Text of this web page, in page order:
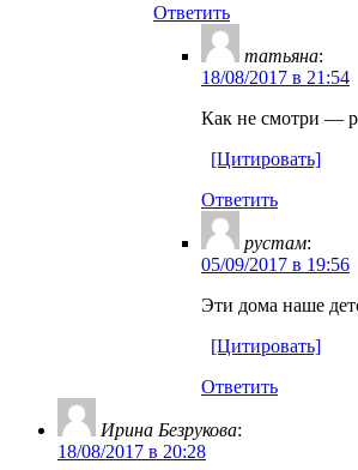
Ответить
татьяна:
18/08/2017 в 21:54
Как не смотри —
[Цитировать]
Ответить
рустам:
05/09/2017 в 19:56
Эти дома наше
[Цитировать]
Ответить
Ирина Безрукова:
18/08/2017 в 20:28